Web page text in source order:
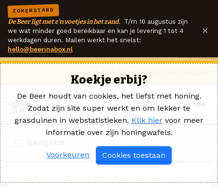
ZOMERSTAND
De Beer ligt met z'n voetjes in het zand. T/m 10 augustus zijn
we wat minder goed bereikbaar en kan je levering 1 tot 4
werkdagen duren. Mailen werkt het snelst:
hello@beerinabox.nl
×
Koekje erbij?
De Beer houdt van cookies, het liefst met honing.
Zodat zijn site super werkt en om lekker te
grasduinen in webstatistieken. Klik hier voor meer
informatie over zijn honingwafels.
Voorkeuren Cookies toestaan